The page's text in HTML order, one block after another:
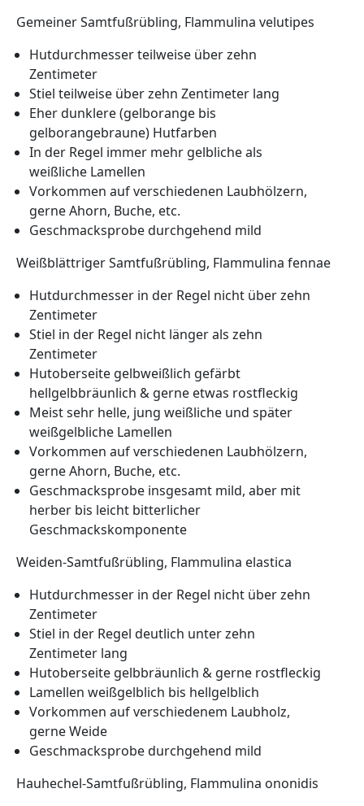
Gemeiner Samtfußrübling, Flammulina velutipes
Hutdurchmesser teilweise über zehn
Zentimeter
Stiel teilweise über zehn Zentimeter lang
Eher dunklere (gelborange bis
gelborangebraune) Hutfarben
In der Regel immer mehr gelbliche als
weißliche Lamellen
Vorkommen auf verschiedenen Laubhölzern,
gerne Ahorn, Buche, etc.
Geschmacksprobe durchgehend mild
Weißblättriger Samtfußrübling, Flammulina fennae
Hutdurchmesser in der Regel nicht über zehn
Zentimeter
Stiel in der Regel nicht länger als zehn
Zentimeter
Hutoberseite gelbweißlich gefärbt
hellgelbbräunlich & gerne etwas rostfleckig
Meist sehr helle, jung weißliche und später
weißgelbliche Lamellen
Vorkommen auf verschiedenen Laubhölzern,
gerne Ahorn, Buche, etc.
Geschmacksprobe insgesamt mild, aber mit
herber bis leicht bitterlicher
Geschmackskomponente
Weiden-Samtfußrübling, Flammulina elastica
Hutdurchmesser in der Regel nicht über zehn
Zentimeter
Stiel in der Regel deutlich unter zehn
Zentimeter lang
Hutoberseite gelbbräunlich & gerne rostfleckig
Lamellen weißgelblich bis hellgelblich
Vorkommen auf verschiedenem Laubholz,
gerne Weide
Geschmacksprobe durchgehend mild
Hauhechel-Samtfußrübling, Flammulina ononidis